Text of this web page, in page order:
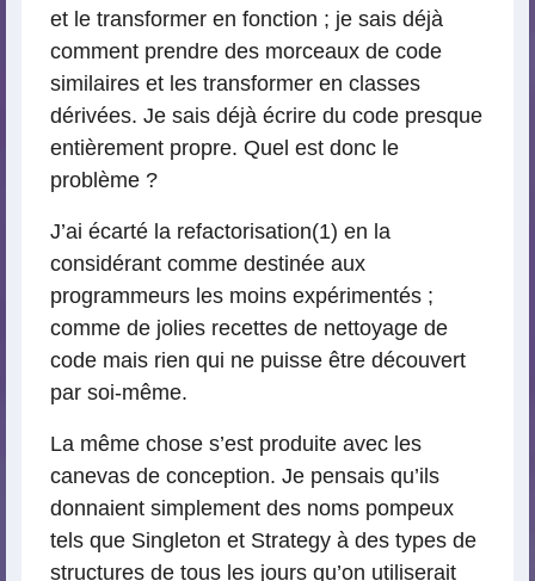
et le transformer en fonction ; je sais déjà
comment prendre des morceaux de code
similaires et les transformer en classes
dérivées. Je sais déjà écrire du code presque
entièrement propre. Quel est donc le
problème ?
J’ai écarté la refactorisation(1) en la
considérant comme destinée aux
programmeurs les moins expérimentés ;
comme de jolies recettes de nettoyage de
code mais rien qui ne puisse être découvert
par soi-même.
La même chose s’est produite avec les
canevas de conception. Je pensais qu’ils
donnaient simplement des noms pompeux
tels que Singleton et Strategy à des types de
structures de tous les jours qu’on utiliserait